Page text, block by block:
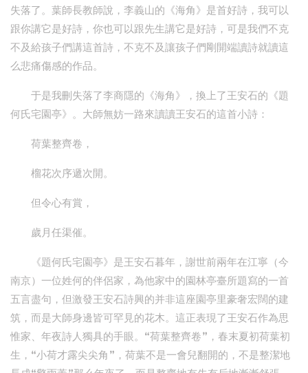
失落了。葉師長教師說，李義山的《海角》是首好詩，我可以
跟你講它是好詩，你也可以跟先生講它是好詩，可是我們不克
不及給孩子們講這首詩，不克不及讓孩子們剛開端讀詩就讀這
么悲痛傷感的作品。
于是我刪失落了李商隱的《海角》，換上了王安石的《題
何氏宅園亭》。大師無妨一路來讀讀王安石的這首小詩：
荷葉整齊卷，
榴花次序遞次開。
但令心有賞，
歲月任渠催。
《題何氏宅園亭》是王安石暮年，謝世前兩年在江寧（今
南京）一位姓何的伴侶家，為他家中的園林亭臺所題寫的一首
五言盡句，但激發王安石詩興的并非這座園亭里豪奢宏闊的建
筑，而是大師身邊皆可罕見的花木。這正表現了王安石作為思
惟家、年夜詩人獨具的手眼。“荷葉整齊卷”，春末夏初荷葉初
生，“小荷才露尖尖角”，荷葉不是一會兒翻開的，不是整潔地